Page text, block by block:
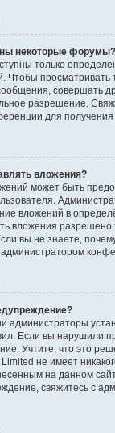
некоторые форумы?
только
Чтобы просматривать
совершать
разрешение.
для
вложения?
может быть
вложений в
вложения разрешено
вы не знаете,
администраторы
Если вы нарушили
Учтите, что это
не имеет
на данном
свяжитесь с